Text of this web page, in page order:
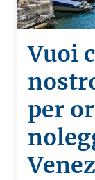
Vuoi
per